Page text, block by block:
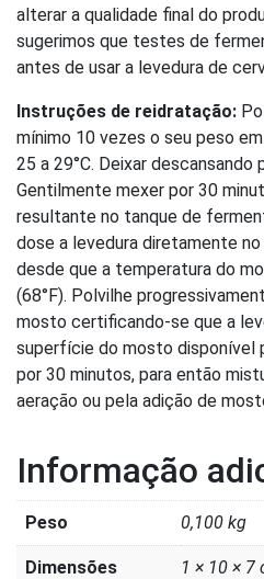
alterar a qualidade final do
sugerimos que testes de
antes de usar a levedura de
Instruções de reidratação:
mínimo 10 vezes o seu peso
25 a 29°C. Deixar descansando
Gentilmente mexer por 30
resultante no tanque de
dose a levedura diretamente
desde que a temperatura do
(68°F). Polvilhe
mosto certificando-se que a
superfície do mosto disponível
por 30 minutos, para então
aeração ou pela adição de
Informação
Peso 0,100 kg
Dimensões 1 × 10 × 7